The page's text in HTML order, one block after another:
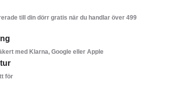
till din dörr gratis när du handlar över 499
med Klarna, Google eller Apple
för